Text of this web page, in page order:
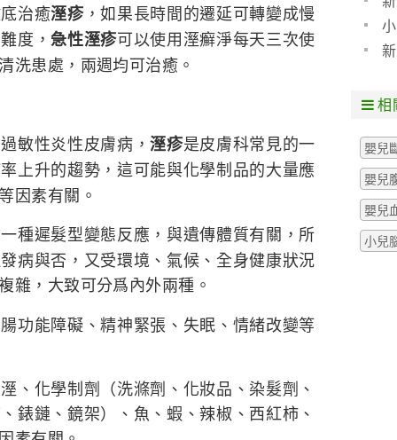
治癒溼疹，如果長時間的遷延可轉變成慢
度，急性溼疹可以使用溼癬淨每天三次使
洗患處，兩週均可治癒。
敏性炎性皮膚病，溼疹是皮膚科常見的一
上升的趨勢，這可能與化學制品的大量應
因素有關。
種遲髮型變態反應，與遺傳體質有關，所
病與否，又受環境、氣候、全身健康狀況
雜，大致可分爲內外兩種。
功能障礙、精神緊張、失眠、情緒改變等
、化學制劑（洗滌劑、化妝品、染髮劑、
錶鏈、鏡架）、魚、蝦、辣椒、西紅柿、
相
嬰兒
嬰兒
嬰兒
小兒